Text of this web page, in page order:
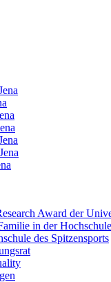
Award der
in der Hochschule
des Spitzensports